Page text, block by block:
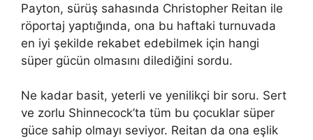
Payton, sürüş sahasında Christopher Reitan ile
röportaj yaptığında, ona bu haftaki turnuvada
en iyi şekilde rekabet edebilmek için hangi
süper gücün olmasını dilediğini sordu.
Ne kadar basit, yeterli ve yenilikçi bir soru. Sert
ve zorlu Shinnecock’ta tüm bu çocuklar süper
güce sahip olmayı seviyor. Reitan da ona eşlik